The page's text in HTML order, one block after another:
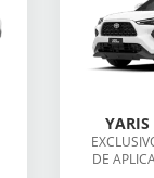
YARIS
DE